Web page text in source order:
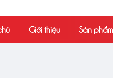
Giới thiệu Sản phẩm